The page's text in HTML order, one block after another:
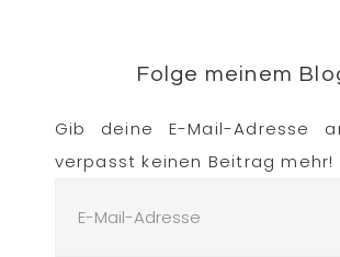
Folge meinem
Gib deine E-Mail-Adresse
verpasst keinen Beitrag mehr!
Mail-